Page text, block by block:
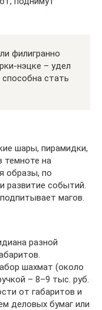
филигранно
нэцке – удел
стать
шары, пирамидки,
темноте на
образы, по
развитие событий.
магов.
разной
шахмат (около
– 8–9 тыс. руб.
от габаритов и
деловых бумаг или